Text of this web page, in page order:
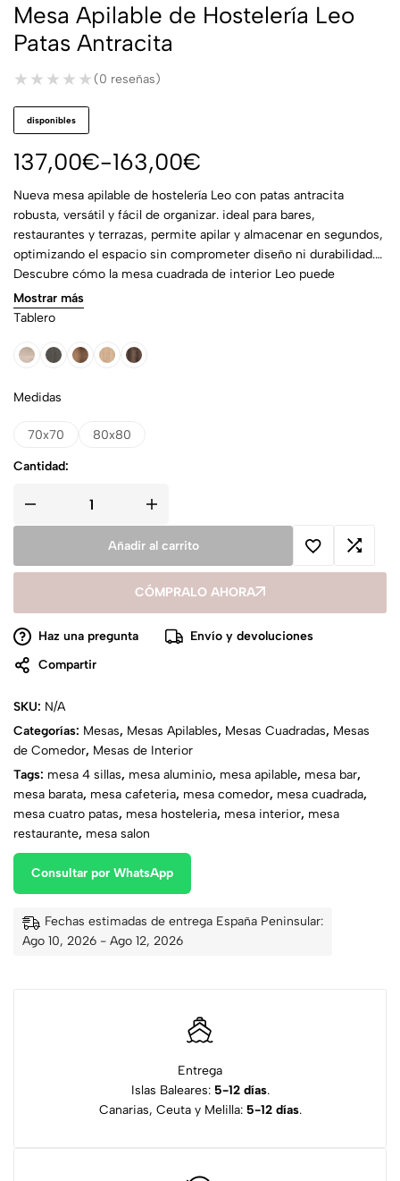
Mesa Apilable de Hostelería Leo
Patas Antracita
★★★★★
★★★★★ (0 reseñas)
disponibles
137,00€-163,00€
Nueva mesa apilable de hostelería Leo con patas antracita
robusta, versátil y fácil de organizar. ideal para bares,
restaurantes y terrazas, permite apilar y almacenar en segundos,
optimizando el espacio sin comprometer diseño ni durabilidad.
Descubre cómo la mesa cuadrada de interior Leo puede
transformar la gestión de tu local ¡llévatela hoy y renueva tu
espacio comercial!
Mostrar más
Tablero
AresAzabache
Bari CromaMonaco
Medidas
70x70 80x80
Cantidad:
Añadir al carrito
CÓMPRALO AHORA
Haz una pregunta
Envío y devoluciones
Compartir
SKU: N/A
Categorías: Mesas, Mesas Apilables, Mesas Cuadradas, Mesas
de Comedor, Mesas de Interior
Tags: mesa 4 sillas, mesa aluminio, mesa apilable, mesa bar,
mesa barata, mesa cafeteria, mesa comedor, mesa cuadrada,
mesa cuatro patas, mesa hosteleria, mesa interior, mesa
restaurante, mesa salon
Consultar por WhatsApp
Fechas estimadas de entrega España Peninsular:
Ago 10, 2026 - Ago 12, 2026
Entrega
Islas Baleares: 5-12 días.
Canarias, Ceuta y Melilla: 5-12 días.